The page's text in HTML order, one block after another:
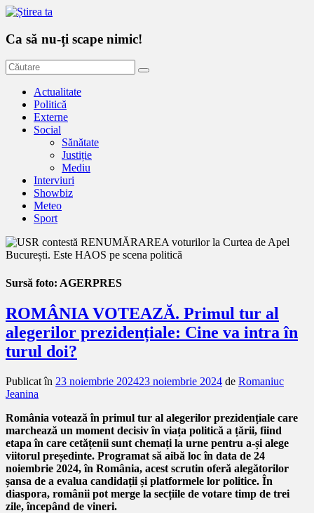
Ca să nu-ți scape nimic!
Actualitate
Politică
Externe
Social
Sănătate
Justiție
Mediu
Interviuri
Showbiz
Meteo
Sport
Sursă foto: AGERPRES
ROMÂNIA VOTEAZĂ. Primul tur al
alegerilor prezidențiale: Cine va intra în
turul doi?
Publicat în 23 noiembrie 202423 noiembrie 2024 de Romaniuc
Jeanina
România votează în primul tur al alegerilor prezidențiale care
marchează un moment decisiv în viața politică a țării, fiind
etapa în care cetățenii sunt chemați la urne pentru a-și alege
viitorul președinte. Programat să aibă loc în data de 24
noiembrie 2024, în România, acest scrutin oferă alegătorilor
șansa de a evalua candidații și platformele lor politice. În
diaspora, românii pot merge la secțiile de votare timp de trei
zile, începând de vineri.